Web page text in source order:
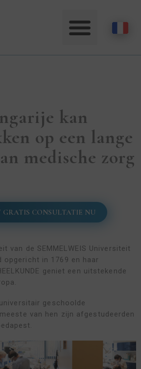
kan
op een lange
medische zorg
GRATIS CONSULTATIE NU
van de SEMMELWEIS Universiteit
opgericht in 1769 en haar
geniet een uitstekende
geschoolde
van hen zijn afgestudeerden